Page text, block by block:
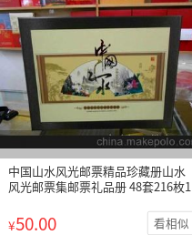
中国山水风光邮票精品珍藏册山水
风光邮票集邮票礼品册 48套216枚1
¥50.00 看相似